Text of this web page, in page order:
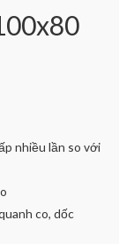
nhiều lần so với
co, dốc